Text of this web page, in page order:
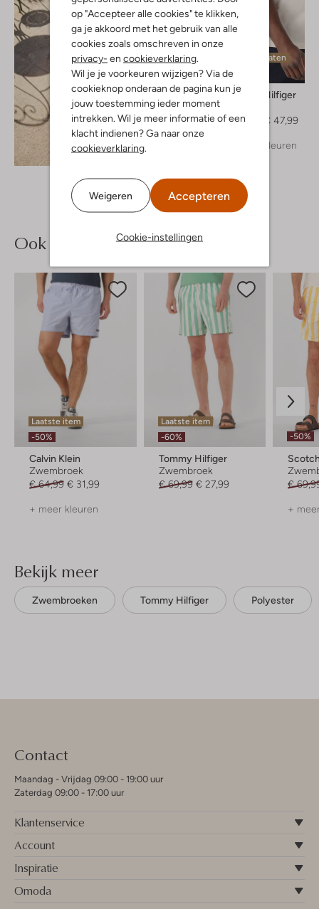
op "Accepteer alle cookies" te klikken,
ga je akkoord met het gebruik van alle
cookies zoals omschreven in onze
privacy- en cookieverklaring.
Wil je je voorkeuren wijzigen? Via de
cookieknop onderaan de pagina kun je
jouw toestemming ieder moment
intrekken. Wil je meer informatie of een
klacht indienen? Ga naar onze
cookieverklaring.
Weigeren Accepteren
Cookie-instellingen
Ontdek de look
Laatste maten
-40%
Tommy Hilfiger
€ 79,99
€ 47,99
+ meer kleuren
Ook iets voor jou?
Laatste item
-50%
Calvin Klein
Zwembroek
€ 64,99 € 31,99
+ meer kleuren
Laatste item
-60%
Tommy Hilfiger
Zwembroek
€ 69,99 € 27,99
-50%
€
+
Bekijk meer
Zwembroeken Tommy Hilfiger Polyester
Contact
Maandag - Vrijdag 09:00 - 19:00 uur
Zaterdag 09:00 - 17:00 uur
Klantenservice
Account
Inspiratie
Omoda